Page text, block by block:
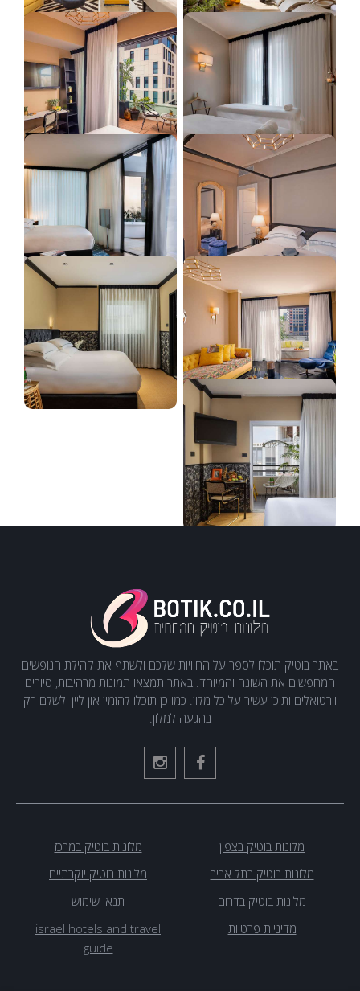
באתר בוטיק תוכלו לספר על החוויות שלכם ולשתף את קהילת הנופשים
המחפשים את השונה והמיוחד. באתר תמצאו תמונות מרהיבות, סיורים
וירטואלים ותוכן עשיר על כל מלון. כמו כן תוכלו להזמין און ליין ולשלם רק
בהגעה למלון.
מלונות בוטיק בצפון
מלונות בוטיק במרכז
מלונות בוטיק בתל אביב
מלונות בוטיק יוקרתיים
מלונות בוטיק בדרום
תנאי שימוש
מדיניות פרטיות
israel hotels and travel
guide